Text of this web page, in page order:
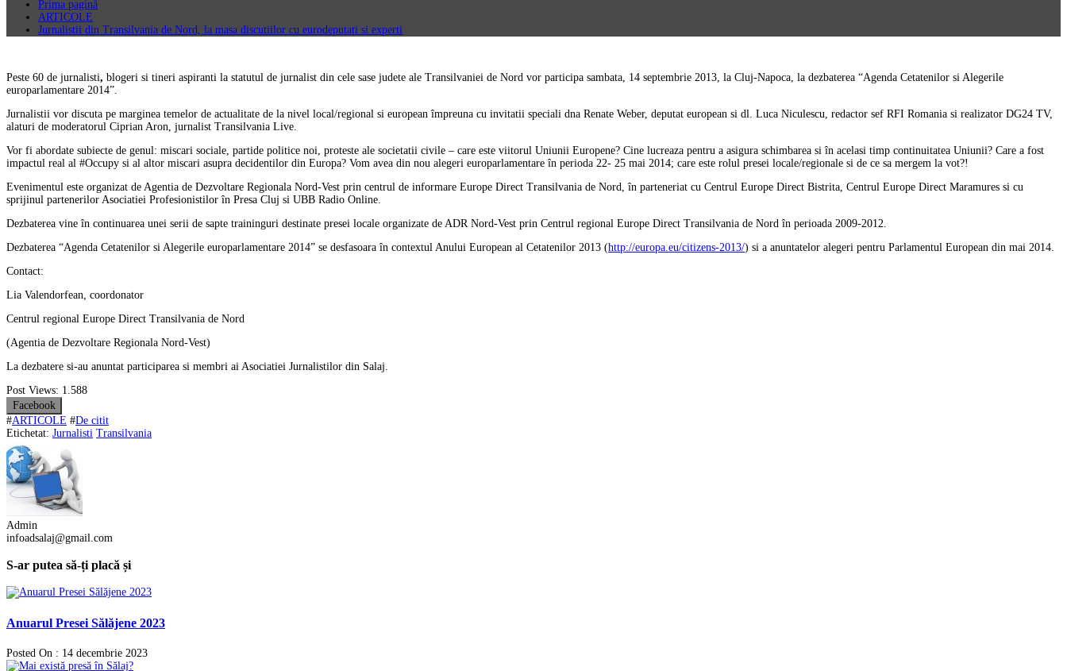
Prima pagină
ARTICOLE
Jurnalistii din Transilvania de Nord, la masa discutiilor cu eurodeputati si experti
Peste 60 de jurnalisti, blogeri si tineri aspiranti la statutul de jurnalist din cele sase judete ale Transilvaniei de Nord vor participa sambata, 14 septembrie 2013, la Cluj-Napoca, la dezbaterea “Agenda Cetatenilor si Alegerile
europarlamentare 2014”.
Jurnalistii vor discuta pe marginea temelor de actualitate de la nivel local/regional si european împreuna cu invitatii speciali dna Renate Weber, deputat european si dl. Luca Niculescu, redactor sef RFI Romania si realizator DG24 TV,
alaturi de moderatorul Ciprian Aron, jurnalist Transilvania Live.
Vor fi abordate subiecte de genul: miscari sociale, partide politice noi, proteste ale societatii civile – care este viitorul Uniunii Europene? Cine lucreaza pentru a asigura schimbarea si în acelasi timp continuitatea Uniunii? Care a fost
impactul real al #Occupy si al altor miscari asupra decidentilor din Europa? Vom avea din nou alegeri europarlamentare în perioda 22- 25 mai 2014; care este rolul presei locale/regionale si de ce sa mergem la vot?!
Evenimentul este organizat de Agentia de Dezvoltare Regionala Nord-Vest prin centrul de informare Europe Direct Transilvania de Nord, în parteneriat cu Centrul Europe Direct Bistrita, Centrul Europe Direct Maramures si cu
sprijinul partenerilor Asociatiei Profesionistilor în Presa Cluj si UBB Radio Online.
Dezbaterea vine în continuarea unei serii de sapte traininguri destinate presei locale organizate de ADR Nord-Vest prin Centrul regional Europe Direct Transilvania de Nord în perioada 2009-2012.
Dezbaterea “Agenda Cetatenilor si Alegerile europarlamentare 2014” se desfasoara în contextul Anului European al Cetatenilor 2013 (http://europa.eu/citizens-2013/) si a anuntatelor alegeri pentru Parlamentul European din mai 2014.
Contact:
Lia Valendorfean, coordonator
Centrul regional Europe Direct Transilvania de Nord
(Agentia de Dezvoltare Regionala Nord-Vest)
La dezbatere si-au anuntat participarea si membri ai Asociatiei Jurnalistilor din Salaj.
Post Views: 1.588
Facebook
#ARTICOLE #De citit
Etichetat: Jurnalisti Transilvania
Admin
infoadsalaj@gmail.com
S-ar putea să-ți placă și
Anuarul Presei Sălăjene 2023
Posted On : 14 decembrie 2023